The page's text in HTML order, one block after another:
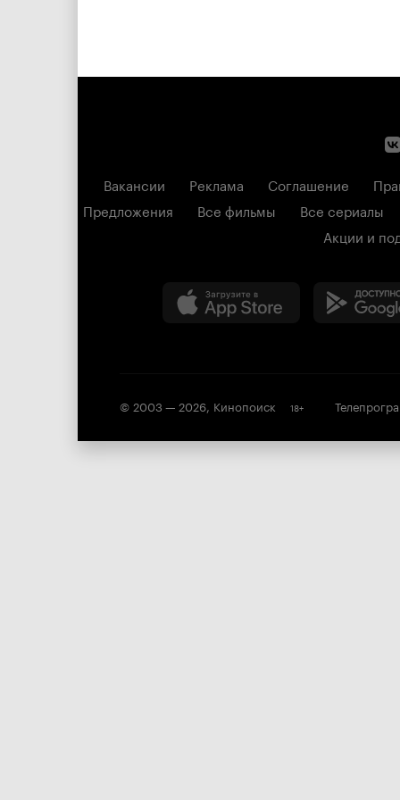
Вакансии Реклама Соглашение
Предложения
Все фильмы
Все сериалы
Акции и
© 2003 — 2026, Кинопоиск 18+